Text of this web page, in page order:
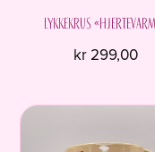
Lykkekrus
kr 299,00